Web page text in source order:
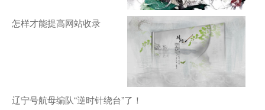
怎样才能提高网站收录
辽宁号航母编队“逆时针绕台”了！